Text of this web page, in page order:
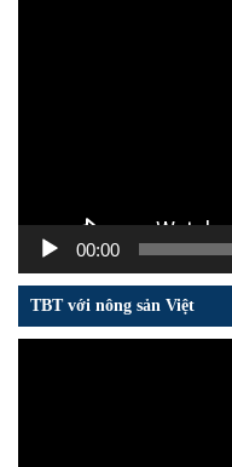
00:00
TBT với nông sản Việt